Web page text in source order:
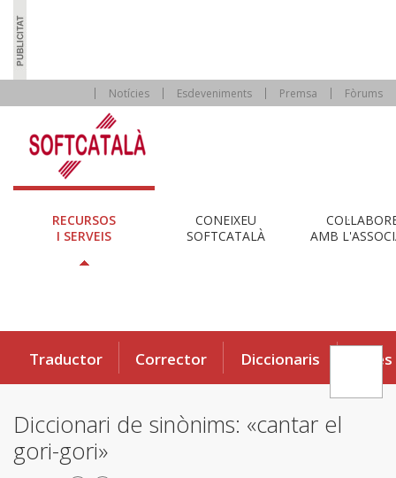
Notícies Esdeveniments Premsa Fòrums
RECURSOS
I SERVEIS
CONEIXEU
SOFTCATALÀ
AMB
Traductor Corrector Diccionaris Eines
Diccionari de sinònims: «cantar el
gori-gori»